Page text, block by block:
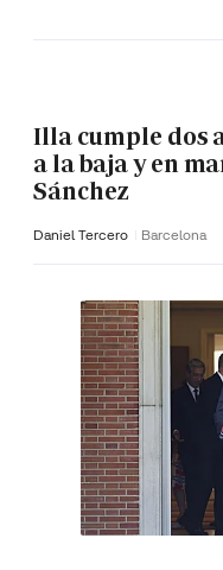
Illa cumple dos
a la baja y en
Sánchez
Daniel Tercero Barcelona